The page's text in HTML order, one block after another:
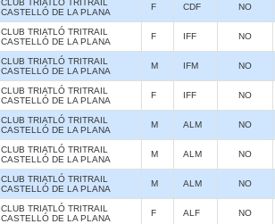
CLUB TRIATLÓ TRITRAIL
CASTELLÓ DE LA PLANA
F CDF NO
CLUB TRIATLÓ TRITRAIL
CASTELLÓ DE LA PLANA
F IFF NO
CLUB TRIATLÓ TRITRAIL
CASTELLÓ DE LA PLANA
M IFM NO
CLUB TRIATLÓ TRITRAIL
CASTELLÓ DE LA PLANA
F IFF NO
CLUB TRIATLÓ TRITRAIL
CASTELLÓ DE LA PLANA
M ALM NO
CLUB TRIATLÓ TRITRAIL
CASTELLÓ DE LA PLANA
M ALM NO
CLUB TRIATLÓ TRITRAIL
CASTELLÓ DE LA PLANA
M ALM NO
CLUB TRIATLÓ TRITRAIL
CASTELLÓ DE LA PLANA
F ALF NO